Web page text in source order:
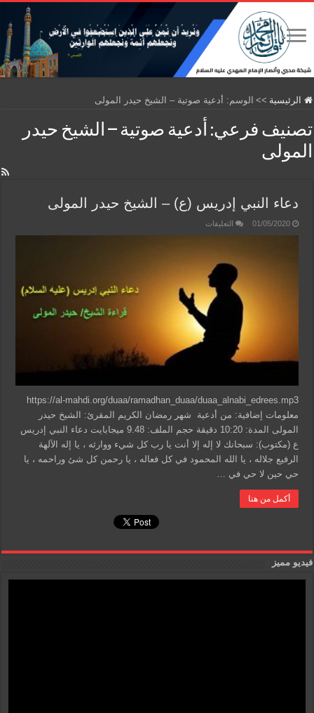
الرئيسية >> الوسم: أدعية صوتية – الشيخ حيدر المولى
تصنيف فرعي: أدعية صوتية – الشيخ حيدر
المولى
دعاء النبي إدريس (ع) – الشيخ حيدر المولى
01/05/2020 التعليقات
حيدر
المولى
مغلقة
https://al-mahdi.org/duaa/ramadhan_duaa/duaa_alnabi_edrees.mp3
معلومات إضافية: من أدعية شهر رمضان الكريم المقرئ: الشيخ حيدر
المولى المدة: 10:20 دقيقة حجم الملف: 9.48 ميجابايت دعاء النبي إدريس
ع (مكتوب): سبحانك لا إله إلا أنت يا رب كل شيء ووارثه ، يا إله الآلهة
الرفيع جلاله ، يا الله المحمود في كل فعاله ، يا رحمن كل شئ وراحمه ، يا
حي حين لا حي في …
أكمل من هنا
فيديو مميز